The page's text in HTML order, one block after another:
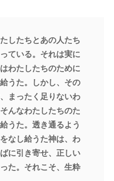
したちとあの人たち
ている。それは実に
わたしたちのために
うた。しかし、その
まったく足りないわ
んなわたしたちのた
うた。透き通るよう
なし給うた神は、わ
に引き寄せ、正しい
た。それこそ、生粋